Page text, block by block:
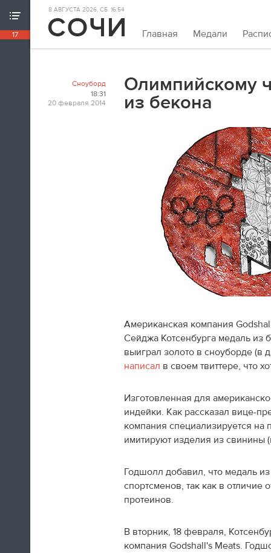
17
ХРОНИКА ИГР
18:39
сборная хоккейного турнира) на пути из
8 АВГУСТА 2026, СБ. 16:54
Главная Медали
Сноуборд
18:31
20 февраля 2014
Олимпийскому
из бекона
Американская компания
Сейджа Котсенбурга медаль из
выиграл золото в сноуборде (в
написал в своем твиттере, что
Изготовленная для
индейки. Как рассказал вице-
компания специализируется на
имитируют изделия из свинины
Годшолл добавил, что медаль
спортсменов, так как в
протеинов.
В вторник, 18 февраля,
компания Godshall's Meats.